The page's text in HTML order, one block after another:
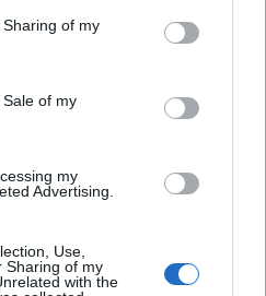
of my
of my
my
Advertising.
Use,
Sharing of my
with the
ai quali non possono
sfavorevole
o le incursioni di